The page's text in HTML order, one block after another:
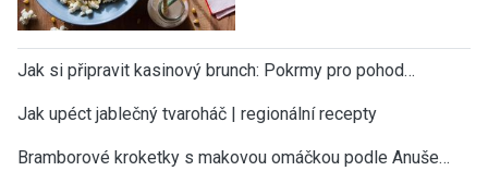
Jak si připravit kasinový brunch: Pokrmy pro pohod…
Jak upéct jablečný tvaroháč | regionální recepty
Bramborové kroketky s makovou omáčkou podle Anuše…